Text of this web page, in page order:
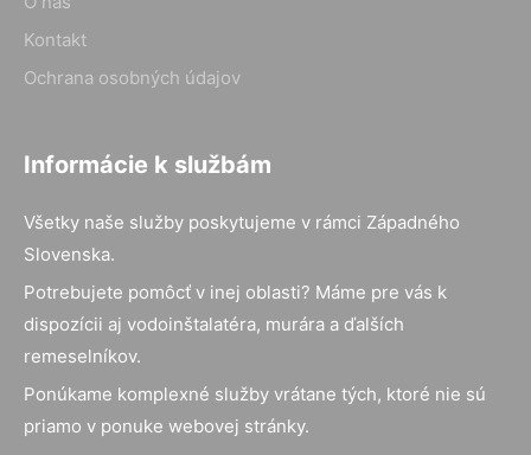
Kontakt
Ochrana osobných údajov
Informácie k službám
Všetky naše služby poskytujeme v rámci Západného
Slovenska.
Potrebujete pomôcť v inej oblasti? Máme pre vás k
dispozícii aj vodoinštalatéra, murára a ďalších
remeselníkov.
Ponúkame komplexné služby vrátane tých, ktoré nie sú
priamo v ponuke webovej stránky.